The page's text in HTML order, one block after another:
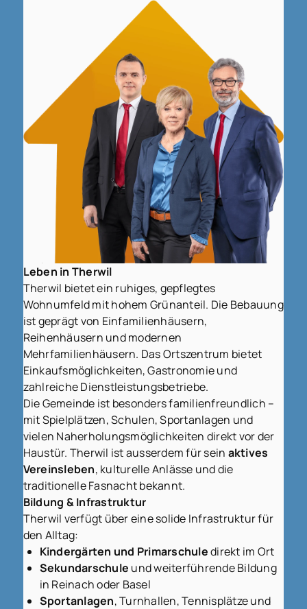
Leben in Therwil
Therwil bietet ein ruhiges, gepflegtes
Wohnumfeld mit hohem Grünanteil. Die Bebauung
ist geprägt von Einfamilienhäusern,
Reihenhäusern und modernen
Mehrfamilienhäusern. Das Ortszentrum bietet
Einkaufsmöglichkeiten, Gastronomie und
zahlreiche Dienstleistungsbetriebe.
Die Gemeinde ist besonders familienfreundlich –
mit Spielplätzen, Schulen, Sportanlagen und
vielen Naherholungsmöglichkeiten direkt vor der
Haustür. Therwil ist ausserdem für sein aktives
Vereinsleben, kulturelle Anlässe und die
traditionelle Fasnacht bekannt.
Bildung & Infrastruktur
Therwil verfügt über eine solide Infrastruktur für
den Alltag:
Kindergärten und Primarschuledirekt im Ort
Sekundarschule und weiterführende Bildung
in Reinach oder Basel
Sportanlagen, Turnhallen, Tennisplätze und